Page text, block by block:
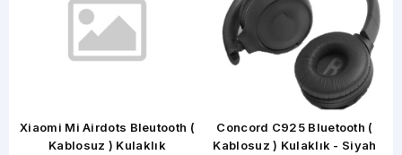
Xiaomi Mi Airdots Bleutooth (
Kablosuz ) Kulaklık
Concord C925 Bluetooth (
Kablosuz ) Kulaklık - Siyah